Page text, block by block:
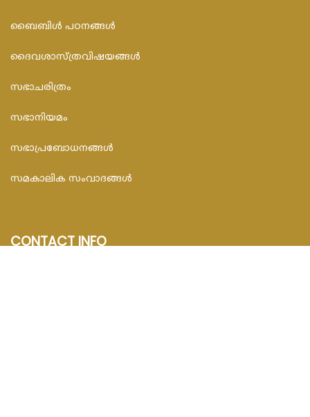
ബൈബിള്‍ പഠനങ്ങള്‍
ദൈവശാസ്ത്രവിഷയങ്ങള്‍
സഭാചരിത്രം
സഭാനിയമം
സഭാപ്രബോധനങ്ങള്‍
സമകാലിക സംവാദങ്ങൾ
CONTACT INFO